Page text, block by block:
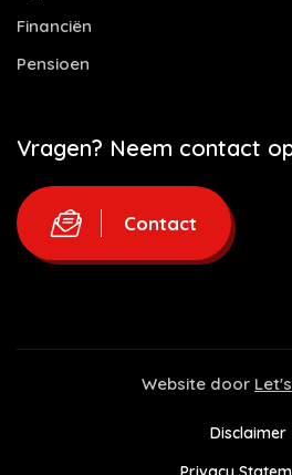
Financiën
Pensioen
Vragen? Neem contact
Contact
Website door
Disclaimer